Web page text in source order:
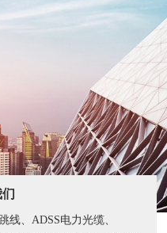
线、ADSS电力光缆、